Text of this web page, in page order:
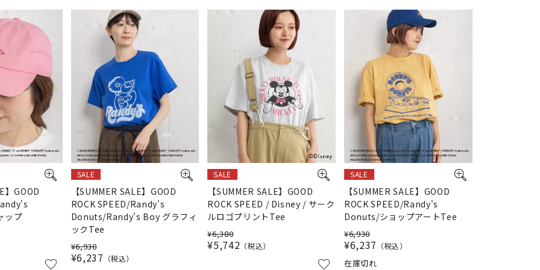
】GOOD
ップ
SALE
【SUMMER SALE】GOOD
ROCK SPEED/Randy's
Donuts/Randy's Boy グラフィ
ックTee
¥6,930
¥6,237 税込
SALE
【SUMMER SALE】GOOD
ROCK SPEED / Disney / サーク
ルロゴプリントTee
¥6,380
¥5,742 税込
SALE
【SUMMER SALE】GOOD
ROCK SPEED/Randy's
Donuts/ショップアートTee
¥6,930
¥6,237 税込
在庫切れ